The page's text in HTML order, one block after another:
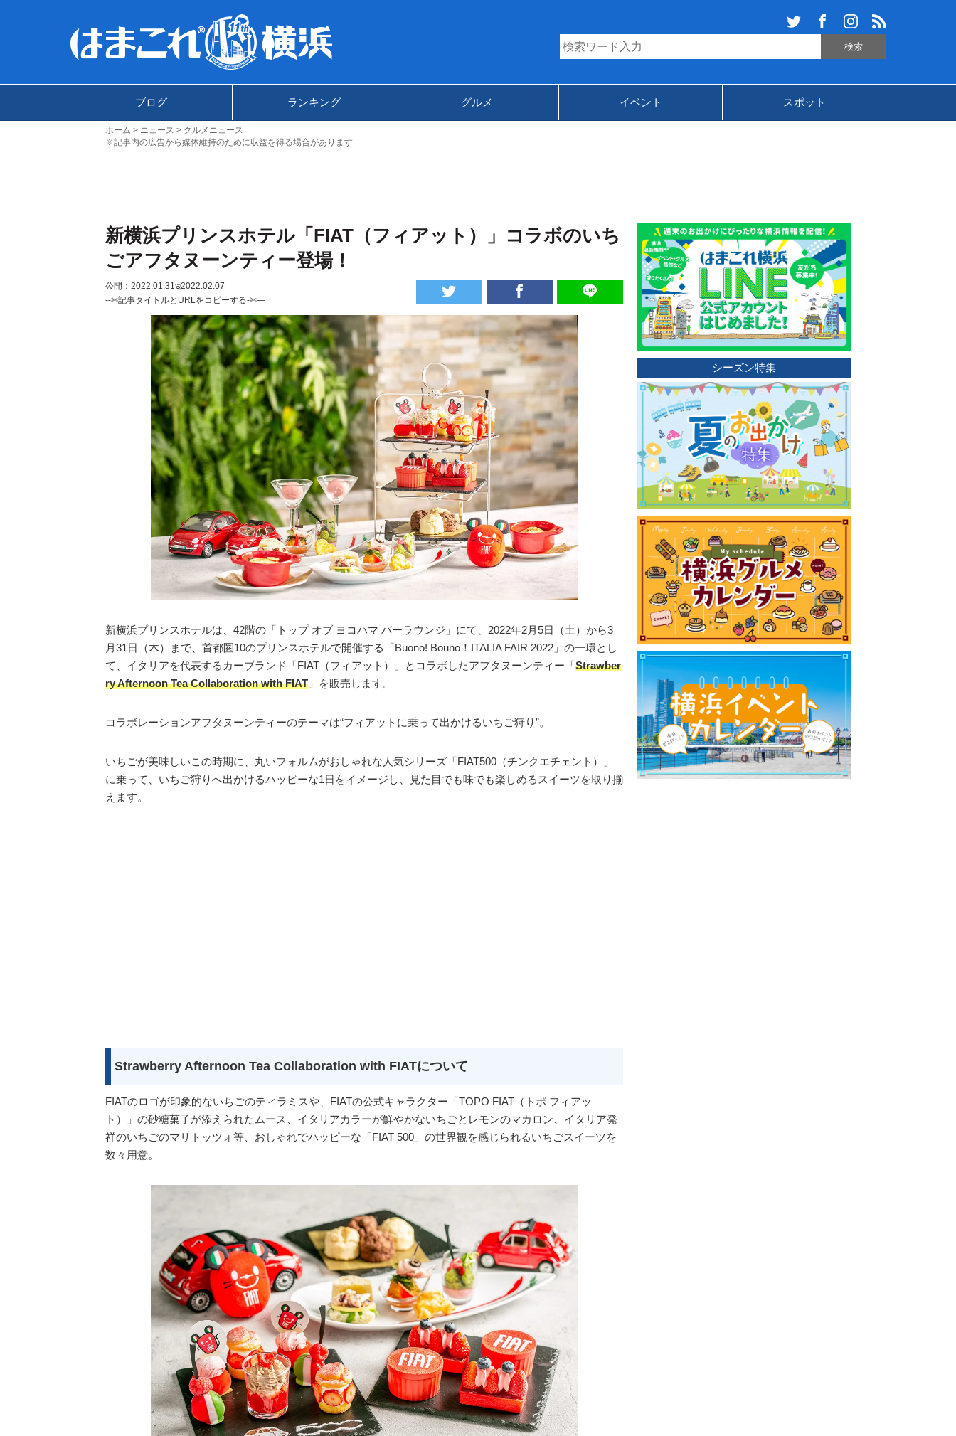
ブログ ランキング グルメ イベント スポット
ホーム ニュース
グルメニュース
※記事内の広告から媒体維持のために収益を得る場合があります
新横浜プリンスホテル「FIAT（フィアット）」コラボのいち
ごアフタヌーンティー登場！
公開：2022.01.31 ಇ2022.02.07
--✄記事タイトルとURLをコピーする-✄—
新横浜プリンスホテルは、42階の「トップ オブ ヨコハマ バーラウンジ」にて、2022年2月5日（土）から3
月31日（木）まで、首都圏10のプリンスホテルで開催する「Buono! Bouno！ITALIA FAIR 2022」の一環とし
て、イタリアを代表するカーブランド「FIAT（フィアット）」とコラボしたアフタヌーンティー「Strawber
ry Afternoon Tea Collaboration with FIAT 」を販売します。
コラボレーションアフタヌーンティーのテーマは“フィアットに乗って出かけるいちご狩り”。
いちごが美味しいこの時期に、丸いフォルムがおしゃれな人気シリーズ「FIAT500（チンクエチェント）」
に乗って、いちご狩りへ出かけるハッピーな1日をイメージし、見た目でも味でも楽しめるスイーツを取り揃
えます。
Strawberry Afternoon Tea Collaboration with FIATについて
FIATのロゴが印象的ないちごのティラミスや、FIATの公式キャラクター「TOPO FIAT（トポ フィアッ
ト）」の砂糖菓子が添えられたムース、イタリアカラーが鮮やかないちごとレモンのマカロン、イタリア発
祥のいちごのマリトッツォ等、おしゃれでハッピーな「FIAT 500」の世界観を感じられるいちごスイーツを
数々用意。
シーズン特集